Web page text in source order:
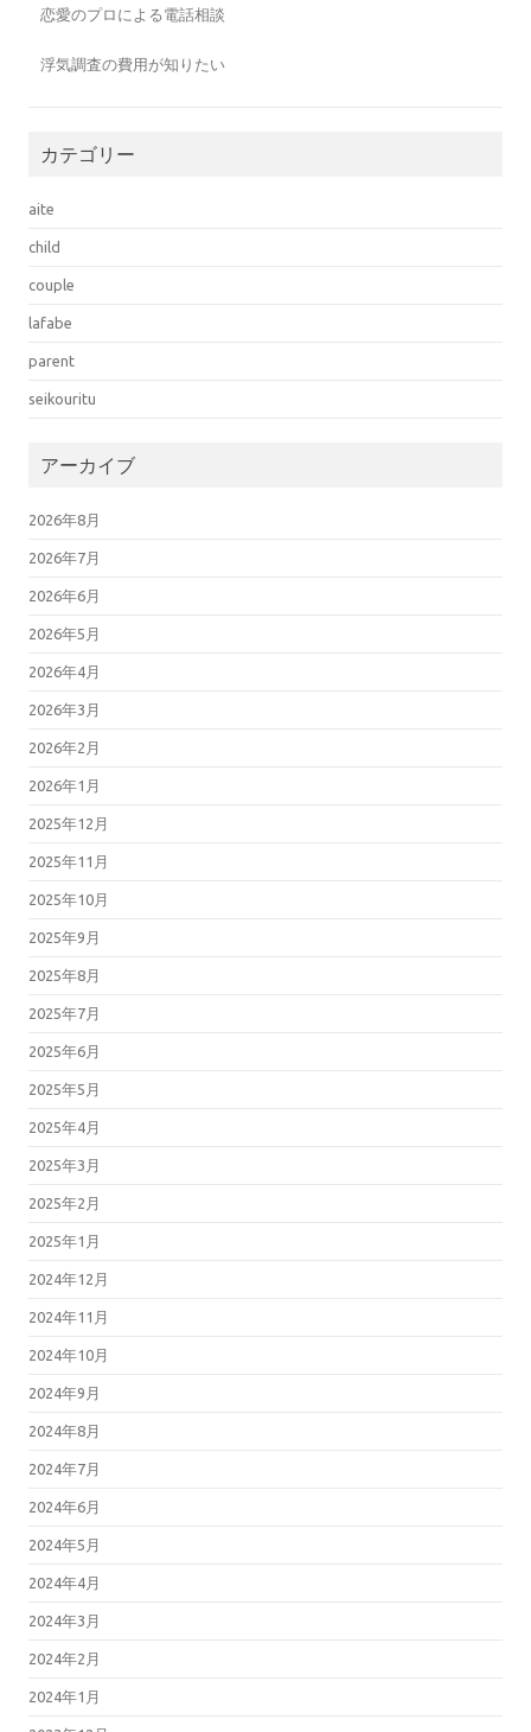
恋愛のプロによる電話相談
浮気調査の費用が知りたい
カテゴリー
aite
child
couple
lafabe
parent
seikouritu
アーカイブ
2026年8月
2026年7月
2026年6月
2026年5月
2026年4月
2026年3月
2026年2月
2026年1月
2025年12月
2025年11月
2025年10月
2025年9月
2025年8月
2025年7月
2025年6月
2025年5月
2025年4月
2025年3月
2025年2月
2025年1月
2024年12月
2024年11月
2024年10月
2024年9月
2024年8月
2024年7月
2024年6月
2024年5月
2024年4月
2024年3月
2024年2月
2024年1月